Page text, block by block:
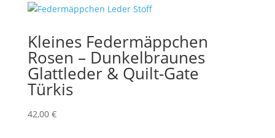
Kleines Federmäppchen
Rosen – Dunkelbraunes
Glattleder & Quilt-Gate
Türkis
42,00 €